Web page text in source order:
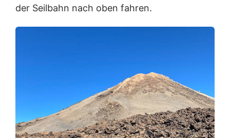
der Seilbahn nach oben fahren.